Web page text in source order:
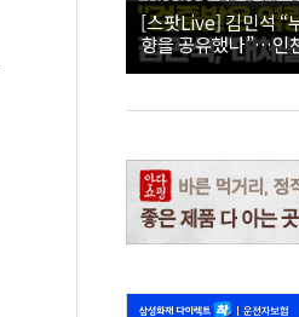
[스팟Live] 김민석 “
향을 공유했나”…인
26.08.08 더불어민주